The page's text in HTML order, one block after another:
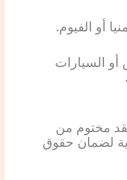
أو الفيوم.
السيارات
مختوم من
لضمان حقوق